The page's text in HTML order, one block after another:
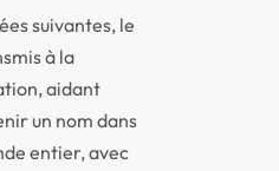
suivantes, le
à la
aidant
un nom dans
entier, avec